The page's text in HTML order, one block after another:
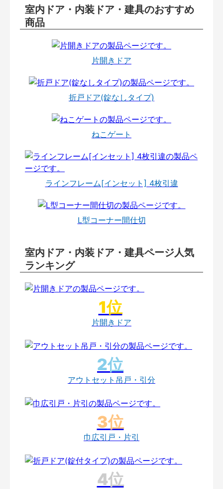
室内ドア・内装ドア・建具のおすすめ
商品
片開きドア
折戸ドア(錠なしタイプ)
ねこゲート
ラインフレーム[インセット] 4枚引違
L型コーナー間仕切
室内ドア・内装ドア・建具ページ人気
ランキング
片開きドア
アウトセット吊戸・引分
巾広引戸・片引